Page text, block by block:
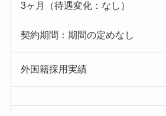
3ヶ月（待遇変化：なし）
契約期間：期間の定めなし
外国籍採用実績